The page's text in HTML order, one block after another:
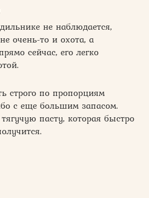
не наблюдается,
очень-то и охота, а
сейчас, его легко
строго по пропорциям
с еще большим запасом.
пасту, которая быстро